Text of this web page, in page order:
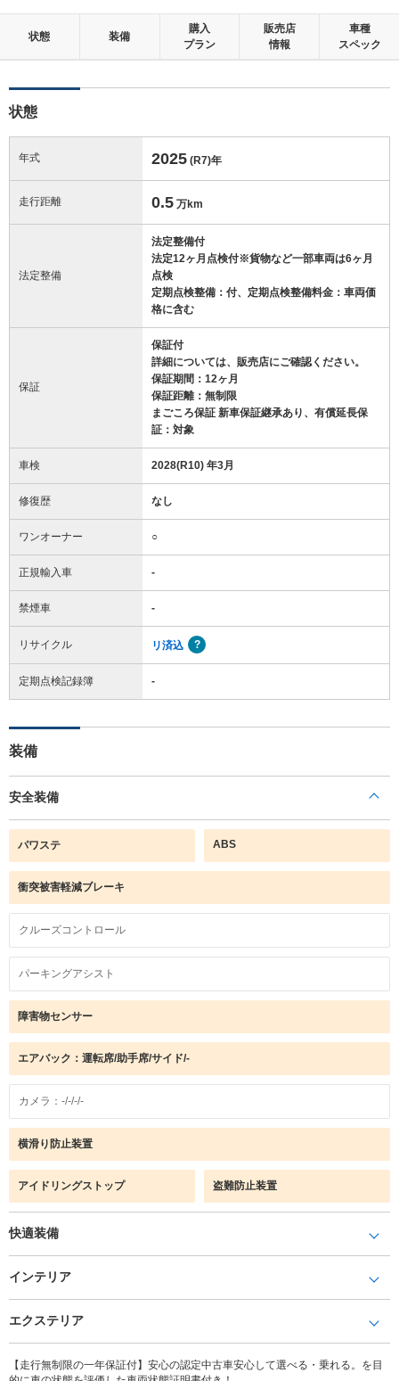
状態 装備
購入
プラン
販売店
情報
車種
スペック
状態
年式 2025 (R7)年
走行距離 0.5 万km
法定整備
法定整備付
法定12ヶ月点検付※貨物など一部車両は6ヶ月
点検
定期点検整備：付、定期点検整備料金：車両価
格に含む
保証
保証付
詳細については、販売店にご確認ください。
保証期間：12ヶ月
保証距離：無制限
まごころ保証 新車保証継承あり、有償延長保
証：対象
車検 2028(R10) 年3月
修復歴 なし
ワンオーナー ○
正規輸入車 -
禁煙車 -
リサイクル リ済込
定期点検記録簿 -
装備
安全装備
パワステ ABS
衝突被害軽減ブレーキ
クルーズコントロール
パーキングアシスト
障害物センサー
エアバック：運転席/助手席/サイド/-
カメラ：-/-/-/-
横滑り防止装置
アイドリングストップ 盗難防止装置
快適装備
インテリア
エクステリア
【走行無制限の一年保証付】安心の認定中古車安心して選べる・乗れる。を目